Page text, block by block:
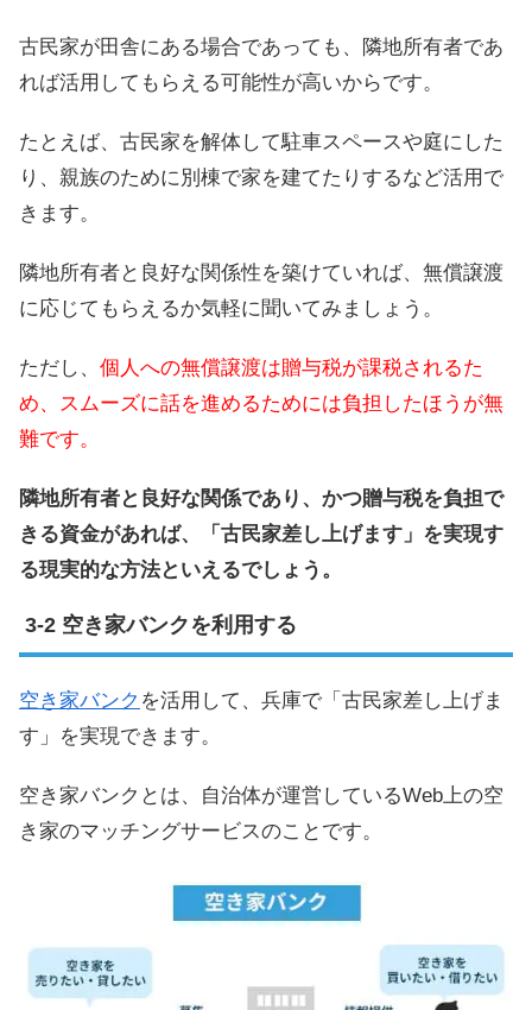
古民家が田舎にある場合であっても、隣地所有者であ
れば活用してもらえる可能性が高いからです。
たとえば、古民家を解体して駐車スペースや庭にした
り、親族のために別棟で家を建てたりするなど活用で
きます。
隣地所有者と良好な関係性を築けていれば、無償譲渡
に応じてもらえるか気軽に聞いてみましょう。
ただし、 個人への無償譲渡は贈与税が課税されるた
め、スムーズに話を進めるためには負担したほうが無
難です。
隣地所有者と良好な関係であり、かつ贈与税を負担で
きる資金があれば、「古民家差し上げます」を実現す
る現実的な方法といえるでしょう。
空き家バンクを利用する
空き家バンク を活用して、兵庫で「古民家差し上げま
す」を実現できます。
空き家バンクとは、自治体が運営しているWeb上の空
き家のマッチングサービスのことです。